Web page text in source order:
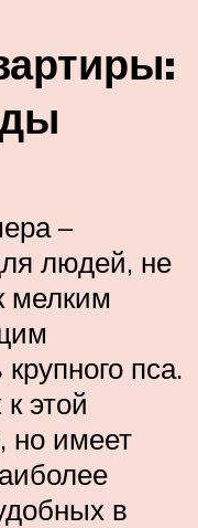
–
людей, не
мелким
пса.
этой
но имеет
в